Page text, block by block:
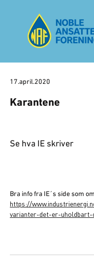
17.april.2020
Karantene
Se hva IE skriver
Bra info fra IE´s side som
https://
varianter-det-er-